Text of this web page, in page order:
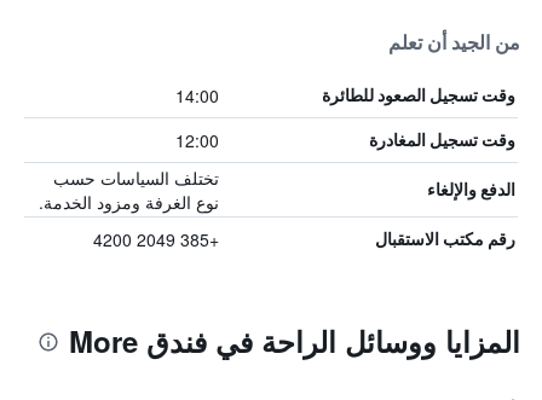
من الجيد أن تعلم
وقت تسجيل الصعود للطائرة 14:00
وقت تسجيل المغادرة 12:00
الدفع والإلغاء
تختلف السياسات حسب
نوع الغرفة ومزود الخدمة.
رقم مكتب الاستقبال +385 2049 4200
المزايا ووسائل الراحة في فندق More